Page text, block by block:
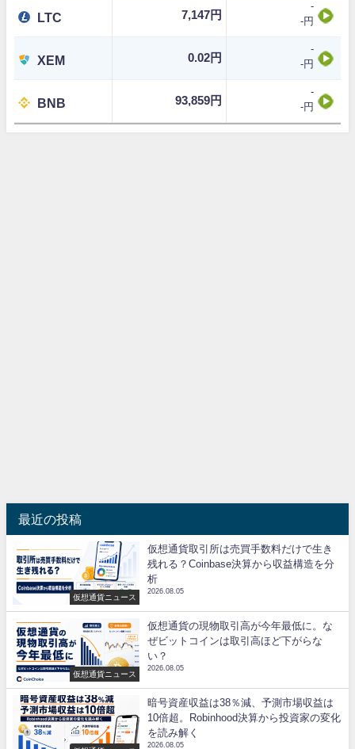
LTC 7,147円
-
-円
XEM 0.02円
-
-円
BNB 93,859円
-
-円
最近の投稿
仮想通貨ニュース
仮想通貨取引所は売買手数料だけで生き
残れる？Coinbase決算から収益構造を分
析
2026.08.05
仮想通貨ニュース
仮想通貨の現物取引高が今年最低に。な
ぜビットコインは取引高ほど下がらな
い？
2026.08.05
暗号資産収益は38％減、予測市場収益は
10倍超。Robinhood決算から投資家の変化
を読み解く
2026.08.05